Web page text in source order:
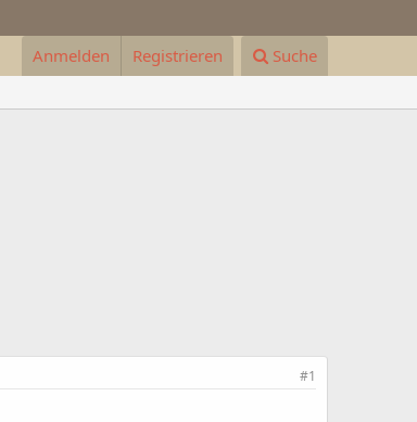
Anmelden Registrieren Suche
#1